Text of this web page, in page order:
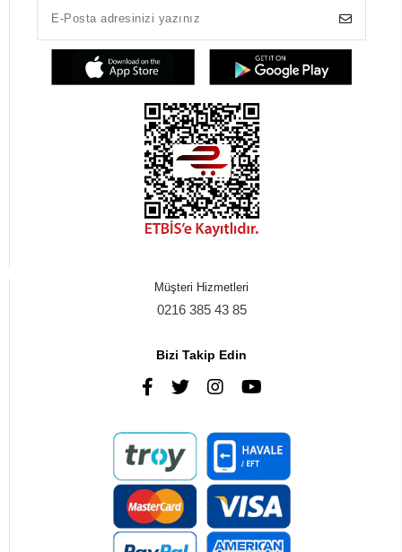
Müşteri Hizmetleri
0216 385 43 85
Bizi Takip Edin